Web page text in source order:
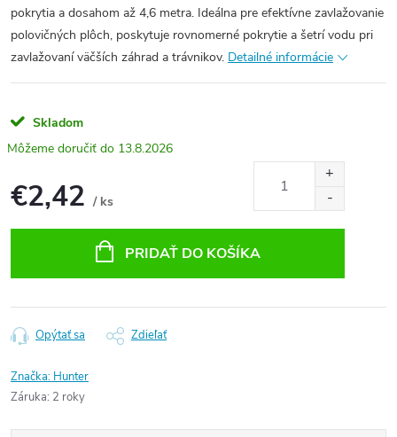
pokrytia a dosahom až 4,6 metra. Ideálna pre efektívne zavlažovanie
polovičných plôch, poskytuje rovnomerné pokrytie a šetrí vodu pri
zavlažovaní väčších záhrad a trávnikov. Detailné informácie
Skladom
13.8.2026
€2,42 / ks
PRIDAŤ DO KOŠÍKA
Opýtať sa Zdieľať
Značka: Hunter
Záruka: 2 roky